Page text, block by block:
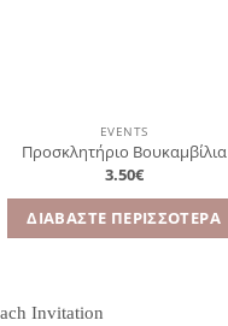
EVENTS
Προσκλητήριο Βουκαμβίλια
3.50€
ΔΙΑΒΆΣΤΕ ΠΕΡΙΣΣΌΤΕΡΑ